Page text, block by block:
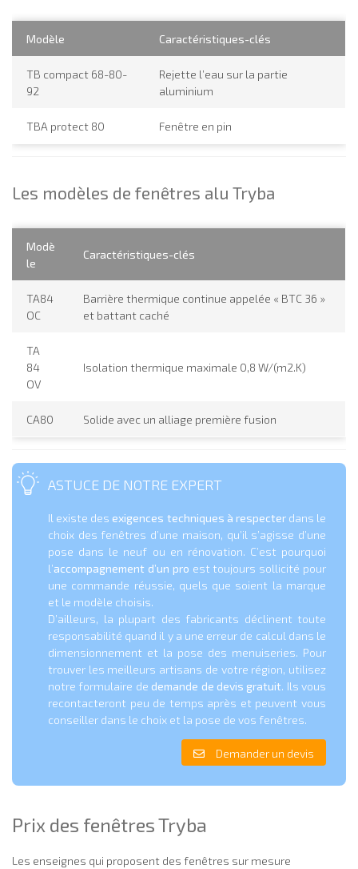
Modèle Caractéristiques-clés
TB compact 68-80-
92
Rejette l’eau sur la partie
aluminium
TBA protect 80 Fenêtre en pin
Les modèles de fenêtres alu Tryba
Modè
le
Caractéristiques-clés
TA84
OC
Barrière thermique continue appelée « BTC 36 »
et battant caché
TA
84
OV
Isolation thermique maximale 0,8 W/(m2.K)
CA80 Solide avec un alliage première fusion
ASTUCE DE NOTRE EXPERT
Il existe des exigences techniques à respecter dans le
choix des fenêtres d’une maison, qu’il s’agisse d’une
pose dans le neuf ou en rénovation. C’est pourquoi
l’accompagnement d’un pro est toujours sollicité pour
une commande réussie, quels que soient la marque
et le modèle choisis.
D’ailleurs, la plupart des fabricants déclinent toute
responsabilité quand il y a une erreur de calcul dans le
dimensionnement et la pose des menuiseries. Pour
trouver les meilleurs artisans de votre région, utilisez
notre formulaire de demande de devis gratuit. Ils vous
recontacteront peu de temps après et peuvent vous
conseiller dans le choix et la pose de vos fenêtres.
Demander un devis
Prix des fenêtres Tryba
Les enseignes qui proposent des fenêtres sur mesure